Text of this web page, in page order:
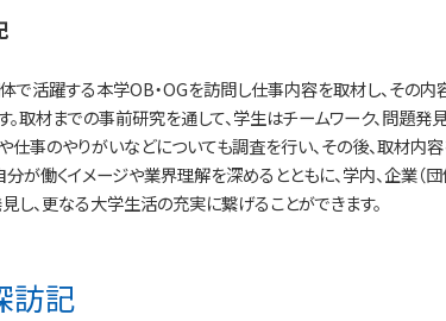
で活躍する本学OB・OGを訪問し仕事内容を取材し、その内
。取材までの事前研究を通して、学生はチームワーク、問題発
仕事のやりがいなどについても調査を行い、その後、取材内
分が働くイメージや業界理解を深めるとともに、学内、企業（
し、更なる大学生活の充実に繋げることができます。
訪記